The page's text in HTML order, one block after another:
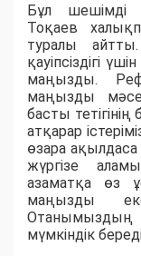
Бұл шешімді
Тоқаев
туралы
қауіпсіздігі
маңызды.
маңызды
басты тетігінің
атқарар
өзара ақылдаса
жүргізе
азаматқа өз
маңызды
Отанымыздың
мүмкіндік